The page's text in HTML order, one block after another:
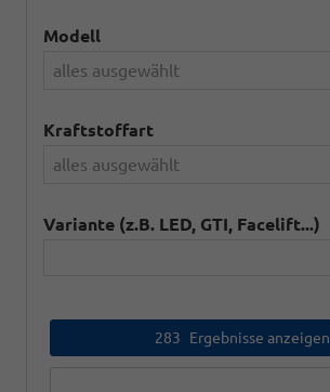
Modell
alles ausgewählt
Kraftstoffart
alles ausgewählt
Variante (z.B. LED, GTI, Facelift...)
283 Ergebnisse anzeigen